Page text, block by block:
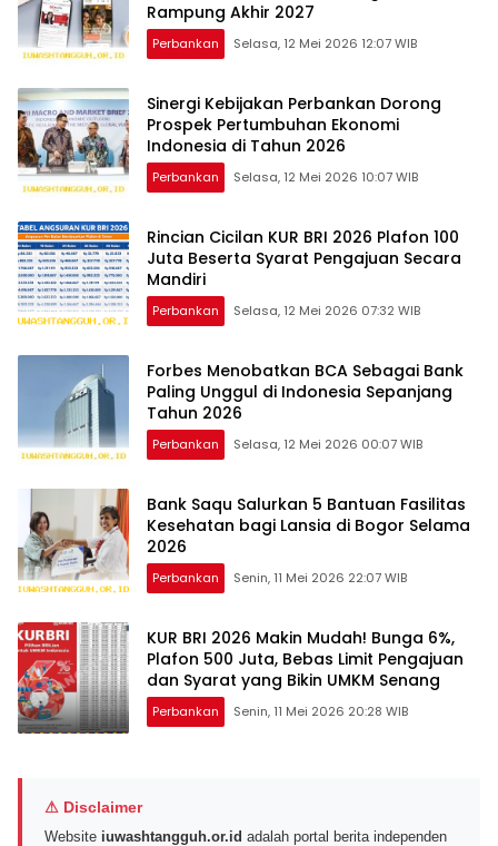
Rampung Akhir 2027
Perbankan Selasa, 12 Mei 2026 12:07 WIB
Sinergi Kebijakan Perbankan Dorong
Prospek Pertumbuhan Ekonomi
Indonesia di Tahun 2026
Perbankan Selasa, 12 Mei 2026 10:07 WIB
Rincian Cicilan KUR BRI 2026 Plafon 100
Juta Beserta Syarat Pengajuan Secara
Mandiri
Perbankan Selasa, 12 Mei 2026 07:32 WIB
Forbes Menobatkan BCA Sebagai Bank
Paling Unggul di Indonesia Sepanjang
Tahun 2026
Perbankan Selasa, 12 Mei 2026 00:07 WIB
Bank Saqu Salurkan 5 Bantuan Fasilitas
Kesehatan bagi Lansia di Bogor Selama
2026
Perbankan Senin, 11 Mei 2026 22:07 WIB
KUR BRI 2026 Makin Mudah! Bunga 6%,
Plafon 500 Juta, Bebas Limit Pengajuan
dan Syarat yang Bikin UMKM Senang
Perbankan Senin, 11 Mei 2026 20:28 WIB
⚠ Disclaimer
Website iuwashtangguh.or.id adalah portal berita independen